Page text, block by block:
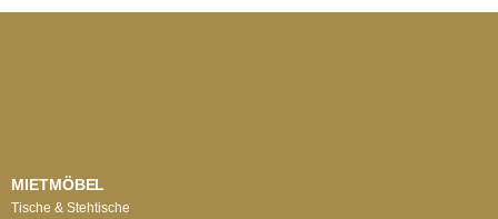
MIETMÖBEL
Tische & Stehtische